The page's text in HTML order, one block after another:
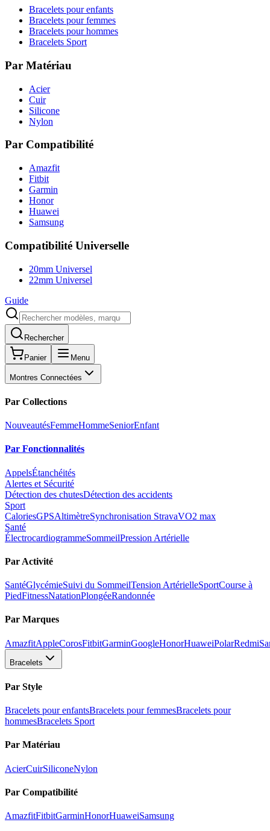
Bracelets pour enfants
Bracelets pour femmes
Bracelets pour hommes
Bracelets Sport
Par Matériau
Acier
Cuir
Silicone
Nylon
Par Compatibilité
Amazfit
Fitbit
Garmin
Honor
Huawei
Samsung
Compatibilité Universelle
20mm Universel
22mm Universel
Guide
Rechercher
Panier Menu
Montres Connectées
Par Collections
NouveautésFemmeHommeSeniorEnfant
Par Fonctionnalités
AppelsÉtanchéités
Alertes et Sécurité
Détection des chutesDétection des accidents
Sport
CaloriesGPSAltimètreSynchronisation StravaVO2 max
Santé
ÉlectrocardiogrammeSommeilPression Artérielle
Par Activité
SantéGlycémieSuivi du SommeilTension ArtérielleSportCourse à
PiedFitnessNatationPlongéeRandonnée
Par Marques
AmazfitAppleCorosFitbitGarminGoogleHonorHuaweiPolarRedmi
Bracelets
Par Style
Bracelets pour enfantsBracelets pour femmesBracelets pour
hommesBracelets Sport
Par Matériau
AcierCuirSiliconeNylon
Par Compatibilité
AmazfitFitbitGarminHonorHuaweiSamsung